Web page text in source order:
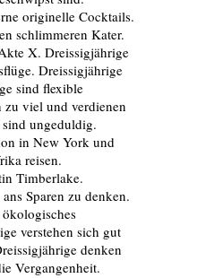
originelle Cocktails.
schlimmeren Kater.
X. Dreissigjährige
Dreissigjährige
sind flexible
zu viel und verdienen
ungeduldig.
in New York und
reisen.
Timberlake.
Sparen zu denken.
verstehen sich gut
denken
Vergangenheit.